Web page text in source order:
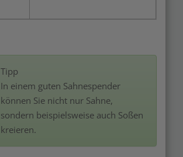
Tipp
In einem guten Sahnespender
können Sie nicht nur Sahne,
sondern beispielsweise auch Soßen
kreieren.